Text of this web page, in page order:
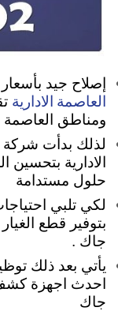
إصلاح جيد
العاصمة الادارية
ومناطق العاصمة
لذلك بدأت شركة
الادارية بتحسين
حلول مستدامة
لكي تلبي
بتوفير قطع
جاك .
يأتي بعد ذلك
احدث اجهزة
جاك